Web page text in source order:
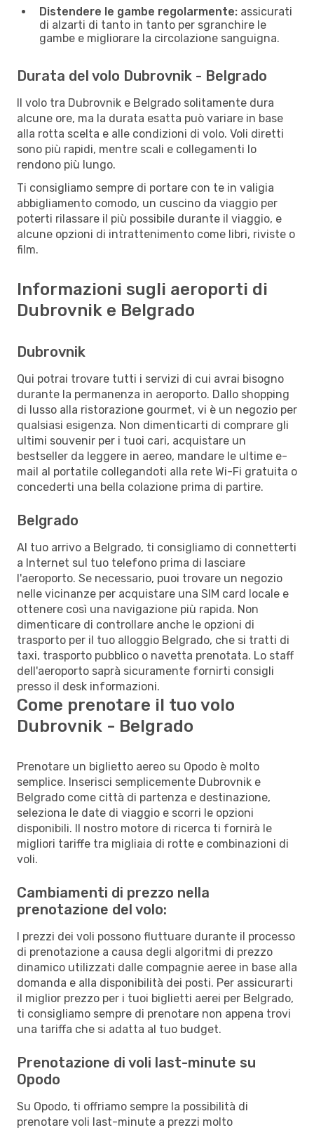
Distendere le gambe regolarmente: assicurati
di alzarti di tanto in tanto per sgranchire le
gambe e migliorare la circolazione sanguigna.
Durata del volo Dubrovnik - Belgrado
Il volo tra Dubrovnik e Belgrado solitamente dura
alcune ore, ma la durata esatta può variare in base
alla rotta scelta e alle condizioni di volo. Voli diretti
sono più rapidi, mentre scali e collegamenti lo
rendono più lungo.
Ti consigliamo sempre di portare con te in valigia
abbigliamento comodo, un cuscino da viaggio per
poterti rilassare il più possibile durante il viaggio, e
alcune opzioni di intrattenimento come libri, riviste o
film.
Informazioni sugli aeroporti di
Dubrovnik e Belgrado
Dubrovnik
Qui potrai trovare tutti i servizi di cui avrai bisogno
durante la permanenza in aeroporto. Dallo shopping
di lusso alla ristorazione gourmet, vi è un negozio per
qualsiasi esigenza. Non dimenticarti di comprare gli
ultimi souvenir per i tuoi cari, acquistare un
bestseller da leggere in aereo, mandare le ultime e-
mail al portatile collegandoti alla rete Wi-Fi gratuita o
concederti una bella colazione prima di partire.
Belgrado
Al tuo arrivo a Belgrado, ti consigliamo di connetterti
a Internet sul tuo telefono prima di lasciare
l'aeroporto. Se necessario, puoi trovare un negozio
nelle vicinanze per acquistare una SIM card locale e
ottenere così una navigazione più rapida. Non
dimenticare di controllare anche le opzioni di
trasporto per il tuo alloggio Belgrado, che si tratti di
taxi, trasporto pubblico o navetta prenotata. Lo staff
dell'aeroporto saprà sicuramente fornirti consigli
presso il desk informazioni.
Come prenotare il tuo volo
Dubrovnik - Belgrado
Prenotare un biglietto aereo su Opodo è molto
semplice. Inserisci semplicemente Dubrovnik e
Belgrado come città di partenza e destinazione,
seleziona le date di viaggio e scorri le opzioni
disponibili. Il nostro motore di ricerca ti fornirà le
migliori tariffe tra migliaia di rotte e combinazioni di
voli.
Cambiamenti di prezzo nella
prenotazione del volo:
I prezzi dei voli possono fluttuare durante il processo
di prenotazione a causa degli algoritmi di prezzo
dinamico utilizzati dalle compagnie aeree in base alla
domanda e alla disponibilità dei posti. Per assicurarti
il miglior prezzo per i tuoi biglietti aerei per Belgrado,
ti consigliamo sempre di prenotare non appena trovi
una tariffa che si adatta al tuo budget.
Prenotazione di voli last-minute su
Opodo
Su Opodo, ti offriamo sempre la possibilità di
prenotare voli last-minute a prezzi molto